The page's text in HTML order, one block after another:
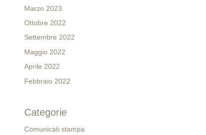
Marzo 2023
Ottobre 2022
Settembre 2022
Maggio 2022
Aprile 2022
Febbraio 2022
Categorie
Comunicati stampa